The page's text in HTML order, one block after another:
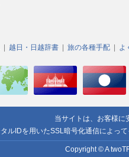
越日・日越辞書 旅の各種手配 よ
当サイトは、お客様に
ルIDを用いたSSL暗号化通信によっ
Copyright © A